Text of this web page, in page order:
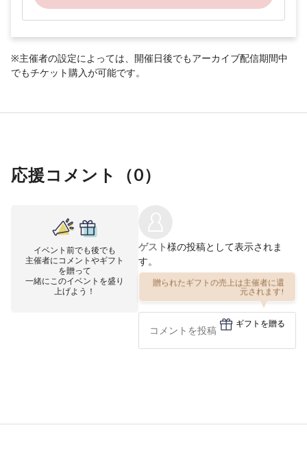
※主催者の設定によっては、開催日後でもアーカイブ配信期間中
でもチケット購入が可能です。
応援コメント（0）
イベント前でも後でも
主催者にコメントやギフト
を贈って
一緒にこのイベントを盛り
上げよう！
ゲスト様の投稿として表示されま
す。
贈られたギフトの売上は主催者に還
元されます!
ギフトを贈る